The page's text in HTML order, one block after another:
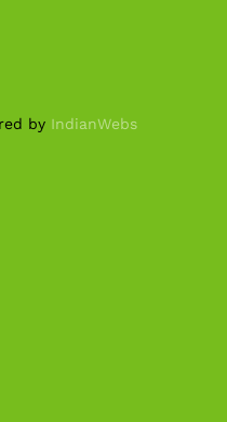
by IndianWebs